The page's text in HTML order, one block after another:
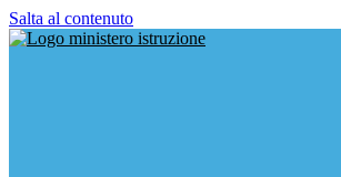
Salta al contenuto